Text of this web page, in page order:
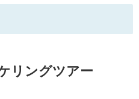
リングツアー